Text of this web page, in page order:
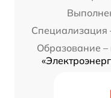
Специализация
Образование –